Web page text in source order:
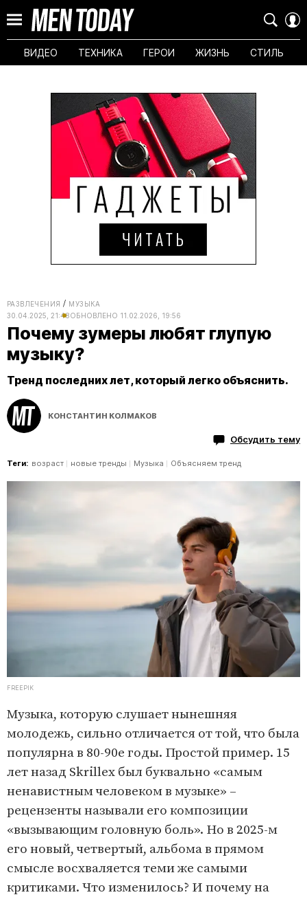
ВИДЕО ТЕХНИКА ГЕРОИ ЖИЗНЬ СТИЛЬ
РАЗВЛЕЧЕНИЯ
МУЗЫКА
30.04.2025, 21:48ОБНОВЛЕНО 11.02.2026, 19:56
Почему зумеры любят глупую
музыку?
Тренд последних лет, который легко объяснить.
КОНСТАНТИН КОЛМАКОВ
Обсудить тему
Теги: возраст новые тренды Музыка Объясняем тренд
FREEPIK
Музыка, которую слушает нынешняя
молодежь, сильно отличается от той, что была
популярна в 80-90е годы. Простой пример. 15
лет назад Skrillex был буквально «самым
ненавистным человеком в музыке» –
рецензенты называли его композиции
«вызывающим головную боль». Но в 2025-м
его новый, четвертый, альбома в прямом
смысле восхваляется теми же самыми
критиками. Что изменилось? И почему на